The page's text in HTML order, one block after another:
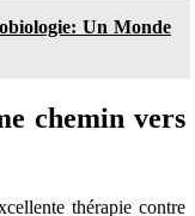
Un Monde
chemin vers
thérapie contre